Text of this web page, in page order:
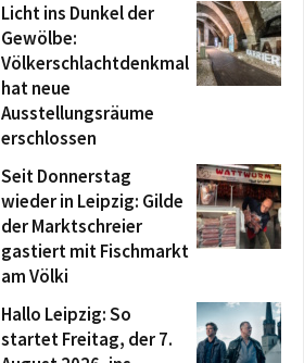
Licht ins Dunkel der
Gewölbe:
Völkerschlachtdenkmal
hat neue
Ausstellungsräume
erschlossen
Seit Donnerstag
wieder in Leipzig: Gilde
der Marktschreier
gastiert mit Fischmarkt
am Völki
Hallo Leipzig: So
startet Freitag, der 7.